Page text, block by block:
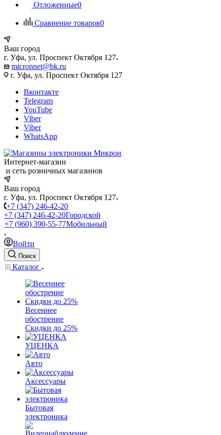
Отложенные0
Сравнение товаров0
Ваш город
г. Уфа, ул. Проспект Октября 127
micronnet@bk.ru
г. Уфа, ул. Проспект Октября 127
Вконтакте
Telegram
YouTube
Viber
Viber
WhatsApp
Интернет-магазин
и сеть розничных магазинов
Ваш город
г. Уфа, ул. Проспект Октября 127
+7 (347) 246-42-20
+7 (347) 246-42-20Городской
+7 (960) 390-55-77Мобильный
Войти
Поиск
Каталог
Весеннее
обострение
Скидки до 25%
УЦЕНКА
Авто
Аксессуары
Бытовая
электроника